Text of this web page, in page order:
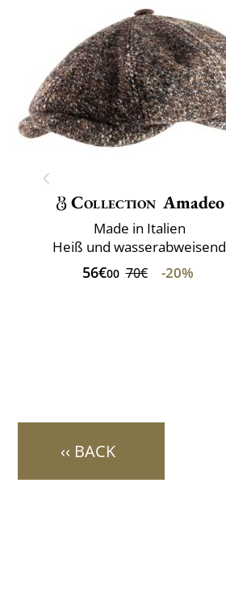
Collection Amadeo
Made in Italien
Heiß und wasserabweisend
56€00 70€ -20%
‹‹ BACK